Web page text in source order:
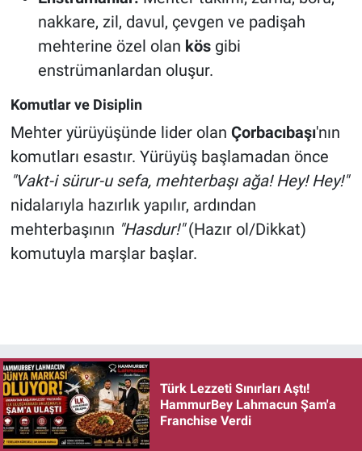
nakkare, zil, davul, çevgen ve padişah
mehterine özel olan kösgibi
enstrümanlardan oluşur.
Komutlar ve Disiplin
Mehter yürüyüşünde lider olan Çorbacıbaşı'nın
komutları esastır. Yürüyüş başlamadan önce
"Vakt-i sürur-u sefa, mehterbaşı ağa! Hey! Hey!"
nidalarıyla hazırlık yapılır, ardından
mehterbaşının "Hasdur!"(Hazır ol/Dikkat)
komutuyla marşlar başlar.
Türk Lezzeti Sınırları Aştı!
HammurBey Lahmacun Şam'a
Franchise Verdi